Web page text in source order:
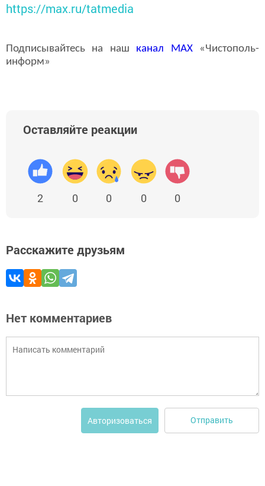
https://max.ru/tatmedia
Подписывайтесь на наш канал MAX«Чистополь-
информ»
Оставляйте реакции
2 0 0 0 0
Расскажите друзьям
Нет комментариев
Авторизоваться Отправить